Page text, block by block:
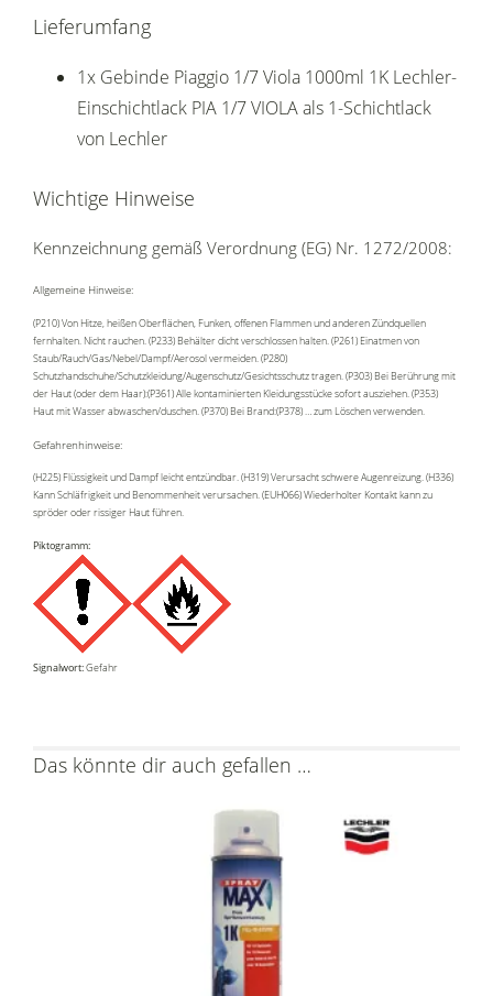
Lieferumfang
1x Gebinde Piaggio 1/7 Viola 1000ml 1K Lechler-
Einschichtlack PIA 1/7 VIOLA als 1-Schichtlack
von Lechler
Wichtige Hinweise
Kennzeichnung gemäß Verordnung (EG) Nr. 1272/2008:
Allgemeine Hinweise:
(P210) Von Hitze, heißen Oberflächen, Funken, offenen Flammen und anderen Zündquellen
fernhalten. Nicht rauchen. (P233) Behälter dicht verschlossen halten. (P261) Einatmen von
Staub/Rauch/Gas/Nebel/Dampf/Aerosol vermeiden. (P280)
Schutzhandschuhe/Schutzkleidung/Augenschutz/Gesichtsschutz tragen. (P303) Bei Berührung mit
der Haut (oder dem Haar):(P361) Alle kontaminierten Kleidungsstücke sofort ausziehen. (P353)
Haut mit Wasser abwaschen/duschen. (P370) Bei Brand:(P378) … zum Löschen verwenden.
Gefahrenhinweise:
(H225) Flüssigkeit und Dampf leicht entzündbar. (H319) Verursacht schwere Augenreizung. (H336)
Kann Schläfrigkeit und Benommenheit verursachen. (EUH066) Wiederholter Kontakt kann zu
spröder oder rissiger Haut führen.
Piktogramm:
Signalwort:Gefahr
Das könnte dir auch gefallen …